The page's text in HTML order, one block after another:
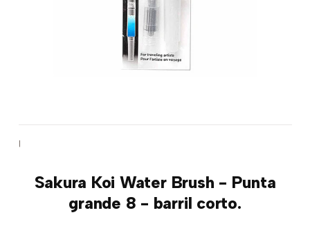
|
Sakura Koi Water Brush - Punta
grande 8 - barril corto.